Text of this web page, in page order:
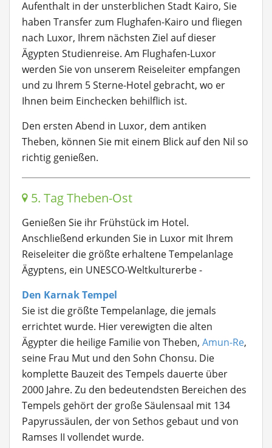
Aufenthalt in der unsterblichen Stadt Kairo, Sie
haben Transfer zum Flughafen-Kairo und fliegen
nach Luxor, Ihrem nächsten Ziel auf dieser
Ägypten Studienreise. Am Flughafen-Luxor
werden Sie von unserem Reiseleiter empfangen
und zu Ihrem 5 Sterne-Hotel gebracht, wo er
Ihnen beim Einchecken behilflich ist.
Den ersten Abend in Luxor, dem antiken
Theben, können Sie mit einem Blick auf den Nil so
richtig genießen.
5. Tag Theben-Ost
Genießen Sie ihr Frühstück im Hotel.
Anschließend erkunden Sie in Luxor mit Ihrem
Reiseleiter die größte erhaltene Tempelanlage
Ägyptens, ein UNESCO-Weltkulturerbe -
Den Karnak Tempel
Sie ist die größte Tempelanlage, die jemals
errichtet wurde. Hier verewigten die alten
Ägypter die heilige Familie von Theben, Amun-Re,
seine Frau Mut und den Sohn Chonsu. Die
komplette Bauzeit des Tempels dauerte über
2000 Jahre. Zu den bedeutendsten Bereichen des
Tempels gehört der große Säulensaal mit 134
Papyrussäulen, der von Sethos gebaut und von
Ramses II vollendet wurde.